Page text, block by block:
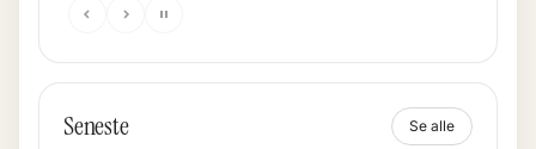
Seneste Se alle